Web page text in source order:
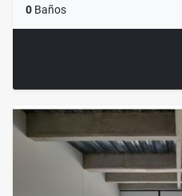
0 Baños